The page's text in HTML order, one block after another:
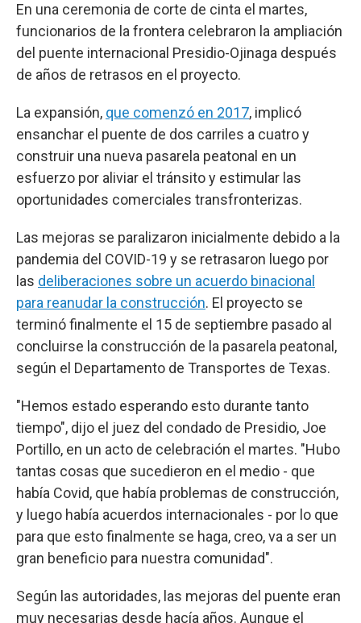
En una ceremonia de corte de cinta el martes,
funcionarios de la frontera celebraron la ampliación
del puente internacional Presidio-Ojinaga después
de años de retrasos en el proyecto.
La expansión, que comenzó en 2017, implicó
ensanchar el puente de dos carriles a cuatro y
construir una nueva pasarela peatonal en un
esfuerzo por aliviar el tránsito y estimular las
oportunidades comerciales transfronterizas.
Las mejoras se paralizaron inicialmente debido a la
pandemia del COVID-19 y se retrasaron luego por
las deliberaciones sobre un acuerdo binacional
para reanudar la construcción. El proyecto se
terminó finalmente el 15 de septiembre pasado al
concluirse la construcción de la pasarela peatonal,
según el Departamento de Transportes de Texas.
"Hemos estado esperando esto durante tanto
tiempo", dijo el juez del condado de Presidio, Joe
Portillo, en un acto de celebración el martes. "Hubo
tantas cosas que sucedieron en el medio - que
había Covid, que había problemas de construcción,
y luego había acuerdos internacionales - por lo que
para que esto finalmente se haga, creo, va a ser un
gran beneficio para nuestra comunidad".
Según las autoridades, las mejoras del puente eran
muy necesarias desde hacía años. Aunque el